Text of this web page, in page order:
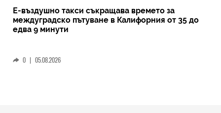
Е-въздушно такси съкращава времето за
междуградско пътуване в Калифорния от 35 до
едва 9 минути
0 | 05.08.2026